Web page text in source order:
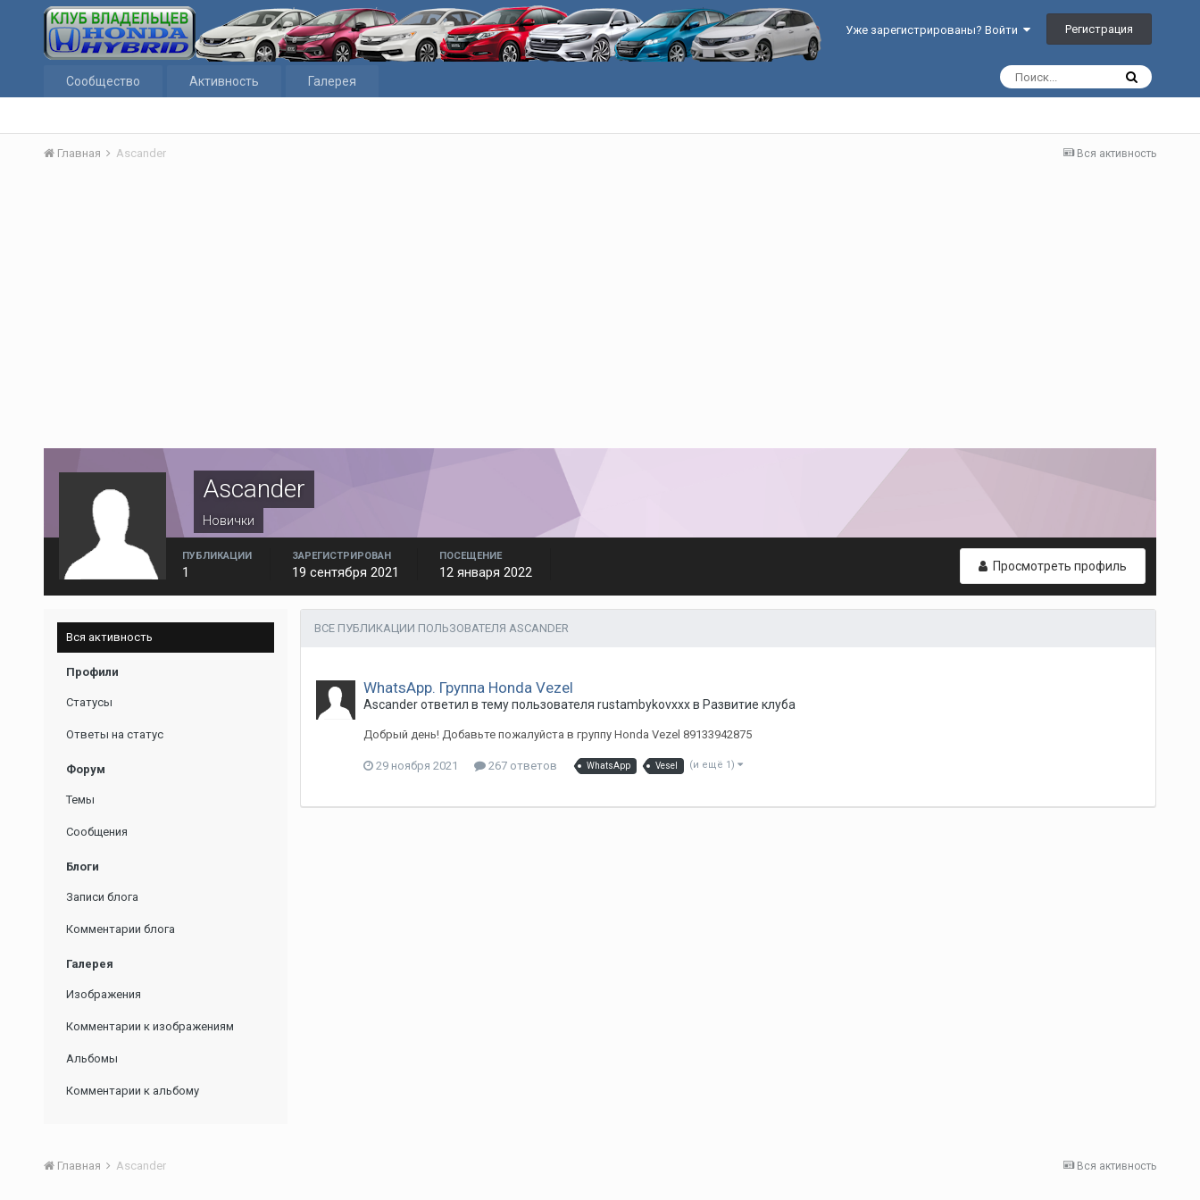
Уже зарегистрированы? Войти Регистрация
Сообщество Активность Галерея
Вся активность
Главная Ascander
Ascander
Новички
Просмотреть профиль
ПУБЛИКАЦИИ
1
ЗАРЕГИСТРИРОВАН
19 сентября 2021
ПОСЕЩЕНИЕ
12 января 2022
Вся активность
Профили
Статусы
Ответы на статус
Форум
Темы
Сообщения
Блоги
Записи блога
Комментарии блога
Галерея
Изображения
Комментарии к изображениям
Альбомы
Комментарии к альбому
ВСЕ ПУБЛИКАЦИИ ПОЛЬЗОВАТЕЛЯ ASCANDER
WhatsApp. Группа Honda Vezel
Ascanderответил в тему пользователя rustambykovxxxв Развитие клуба
Добрый день! Добавьте пожалуйста в группу Honda Vezel 89133942875
29 ноября 2021 267 ответов WhatsApp Vesel (и ещё 1)
Вся активность
Главная Ascander